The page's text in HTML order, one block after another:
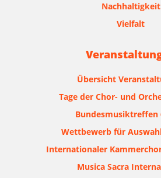
Nachhaltigkeit
Vielfalt
Übersicht
Tage der Chor- und
Bundesmusiktreffen
Wettbewerb für
Internationaler
Musica Sacra